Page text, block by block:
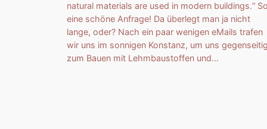
natural materials are used in modern buildings.“ So
eine schöne Anfrage! Da überlegt man ja nicht
lange, oder? Nach ein paar wenigen eMails trafen
wir uns im sonnigen Konstanz, um uns gegenseitig
zum Bauen mit Lehmbaustoffen und…